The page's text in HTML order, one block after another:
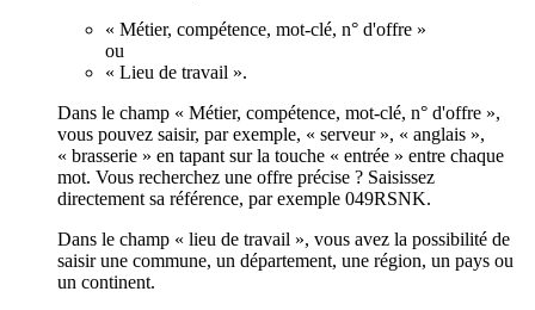
« Métier, compétence, mot-clé, n° d'offre »
ou
« Lieu de travail ».
Dans le champ « Métier, compétence, mot-clé, n° d'offre »,
vous pouvez saisir, par exemple, « serveur », « anglais »,
« brasserie » en tapant sur la touche « entrée » entre chaque
mot. Vous recherchez une offre précise ? Saisissez
directement sa référence, par exemple 049RSNK.
Dans le champ « lieu de travail », vous avez la possibilité de
saisir une commune, un département, une région, un pays ou
un continent.